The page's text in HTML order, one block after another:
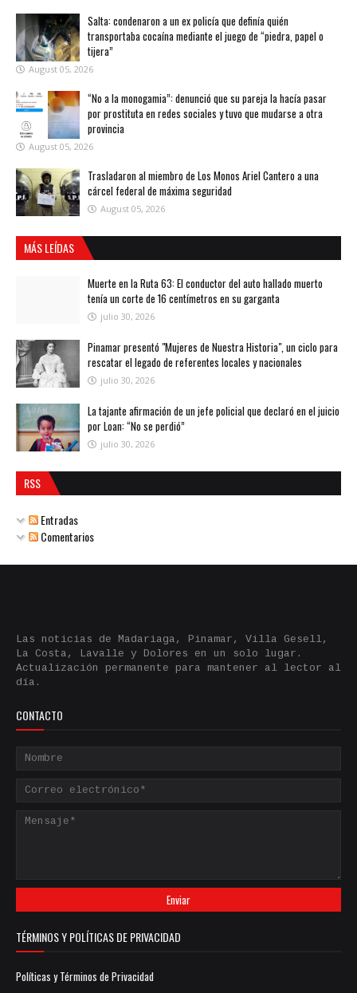
Salta: condenaron a un ex policía que definía quién
transportaba cocaína mediante el juego de “piedra, papel o
tijera”
August 05, 2026
“No a la monogamia”: denunció que su pareja la hacía pasar
por prostituta en redes sociales y tuvo que mudarse a otra
provincia
August 05, 2026
Trasladaron al miembro de Los Monos Ariel Cantero a una
cárcel federal de máxima seguridad
August 05, 2026
MÁS LEÍDAS
Muerte en la Ruta 63: El conductor del auto hallado muerto
tenía un corte de 16 centímetros en su garganta
julio 30, 2026
Pinamar presentó "Mujeres de Nuestra Historia", un ciclo para
rescatar el legado de referentes locales y nacionales
julio 30, 2026
La tajante afirmación de un jefe policial que declaró en el juicio
por Loan: “No se perdió”
julio 30, 2026
RSS
Entradas
Comentarios
día.
CONTACTO
TÉRMINOS Y POLÍTICAS DE PRIVACIDAD
Políticas y Términos de Privacidad
MEDIA KIT